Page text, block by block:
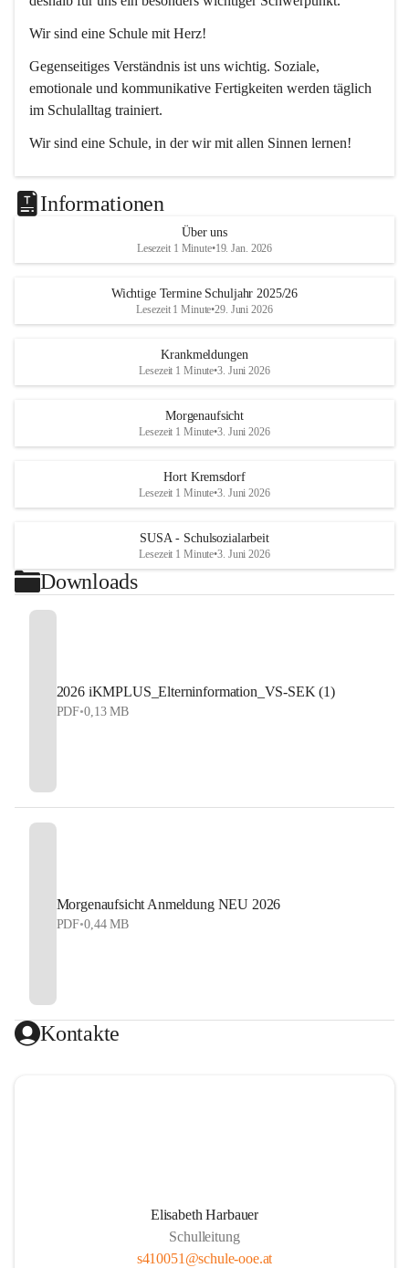
Wir sind eine Schule mit Herz!
Gegenseitiges Verständnis ist uns wichtig. Soziale,
emotionale und kommunikative Fertigkeiten werden täglich
im Schulalltag trainiert.
Wir sind eine Schule, in der wir mit allen Sinnen lernen!
Jedes Kind lernt anders. Wir unterstützen unsere
Schülerinnen und Schüler durch unterschiedliche Methoden
dabei, die bestmöglichen Lernergebnisse zu erzielen.
Informationen
Über uns
Lesezeit 1 Minute•19. Jan. 2026
Wichtige Termine Schuljahr 2025/26
Lesezeit 1 Minute•29. Juni 2026
Krankmeldungen
Lesezeit 1 Minute•3. Juni 2026
Morgenaufsicht
Lesezeit 1 Minute•3. Juni 2026
Hort Kremsdorf
Lesezeit 1 Minute•3. Juni 2026
SUSA - Schulsozialarbeit
Lesezeit 1 Minute•3. Juni 2026
Downloads
2026 iKMPLUS_Elterninformation_VS-SEK (1)
PDF•0,13 MB
Morgenaufsicht Anmeldung NEU 2026
PDF•0,44 MB
Kontakte
Elisabeth Harbauer
Schulleitung
s410051@schule-ooe.at